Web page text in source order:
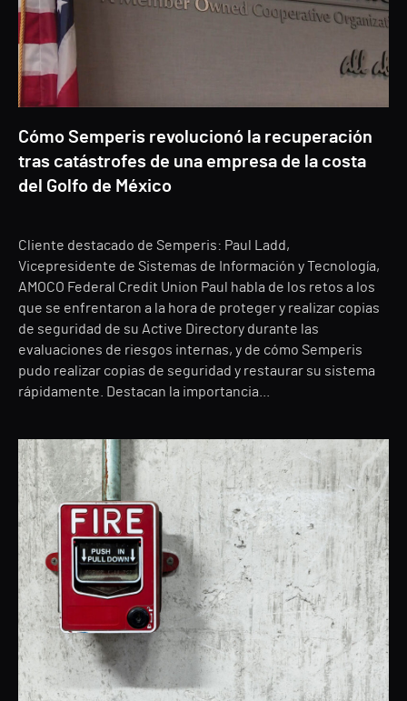
Cómo Semperis revolucionó la recuperación
tras catástrofes de una empresa de la costa
del Golfo de México
Cliente destacado de Semperis: Paul Ladd,
Vicepresidente de Sistemas de Información y Tecnología,
AMOCO Federal Credit Union Paul habla de los retos a los
que se enfrentaron a la hora de proteger y realizar copias
de seguridad de su Active Directory durante las
evaluaciones de riesgos internas, y de cómo Semperis
pudo realizar copias de seguridad y restaurar su sistema
rápidamente. Destacan la importancia...